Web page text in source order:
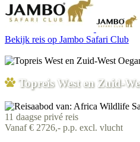
Bekijk reis op Jambo Safari Club
Topreis West en Zuid-
11 daagse privé reis
Vanaf € 2726,- p.p. excl. vlucht